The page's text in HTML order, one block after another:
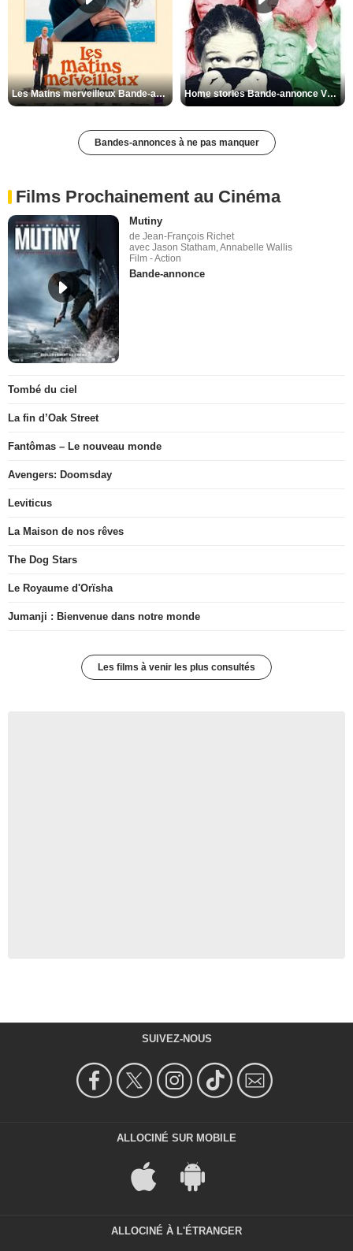
Les Matins merveilleux Bande-annonce VF Home stories Bande-annonce VO STFR
Bandes-annonces à ne pas manquer
Films Prochainement au Cinéma
Mutiny
de Jean-François Richet
avec Jason Statham, Annabelle Wallis
Film - Action
Bande-annonce
Tombé du ciel
La fin d’Oak Street
Fantômas – Le nouveau monde
Avengers: Doomsday
Leviticus
La Maison de nos rêves
The Dog Stars
Le Royaume d'Orïsha
Jumanji : Bienvenue dans notre monde
Les films à venir les plus consultés
SUIVEZ-NOUS
ALLOCINÉ SUR MOBILE
ALLOCINÉ À L'ÉTRANGER